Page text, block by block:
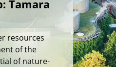
Tamara
resources
of the
of nature-